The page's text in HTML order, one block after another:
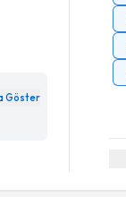
Göster